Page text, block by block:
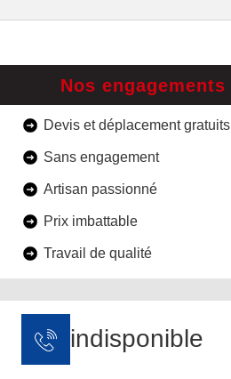
Nos engagements
Devis et déplacement gratuits
Sans engagement
Artisan passionné
Prix imbattable
Travail de qualité
indisponible